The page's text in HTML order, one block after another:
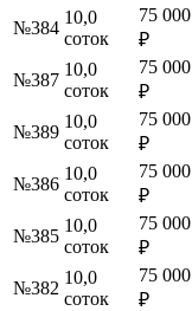
№384
10,0
соток
75 000
₽
№387
10,0
соток
75 000
₽
№389
10,0
соток
75 000
₽
№386
10,0
соток
75 000
₽
№385
10,0
соток
75 000
₽
№382
10,0
соток
75 000
₽